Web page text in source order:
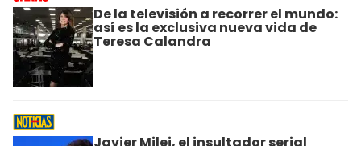
De la televisión a recorrer el mundo:
así es la exclusiva nueva vida de
Teresa Calandra
Javier Milei, el insultador serial